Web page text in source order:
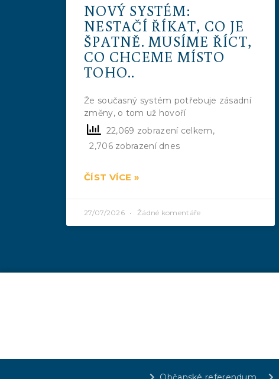
NOVÝ SYSTÉM:
NESTAČÍ ŘÍKAT, CO JE
ŠPATNĚ. MUSÍME ŘÍCT,
CO CHCEME MÍSTO
TOHO..
Že současný systém potřebuje zásadní
změny, o tom už hovoří
22,069 zobrazení celkem,
2,706 zobrazení dnes
ČÍST VÍCE »
27/07/2026 Žádné komentáře